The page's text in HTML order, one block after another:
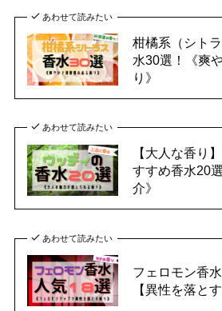
あわせて読みたい
柑橘系（シト
水30選！《爽
り》
あわせて読みたい
【大人な香り
すすめ香水20
介》
あわせて読みたい
フェロモン香
【異性を落とす